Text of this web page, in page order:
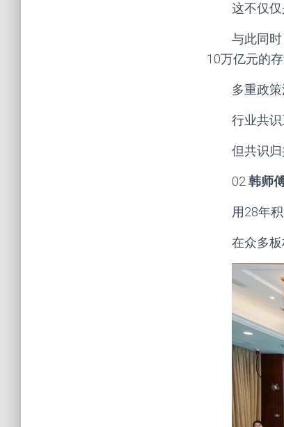
这不仅
与此同
10万亿元的
多重政
行业共识
但共识归
02 韩师
用28年
在众多板